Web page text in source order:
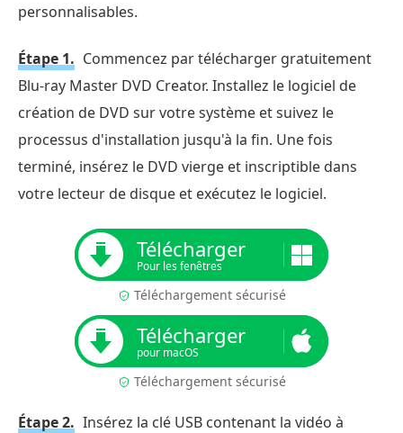
personnalisables.
Étape 1. Commencez par télécharger gratuitement
Blu-ray Master DVD Creator. Installez le logiciel de
création de DVD sur votre système et suivez le
processus d'installation jusqu'à la fin. Une fois
terminé, insérez le DVD vierge et inscriptible dans
votre lecteur de disque et exécutez le logiciel.
Télécharger
Pour les fenêtres
Téléchargement sécurisé
Télécharger
pour macOS
Téléchargement sécurisé
Étape 2. Insérez la clé USB contenant la vidéo à